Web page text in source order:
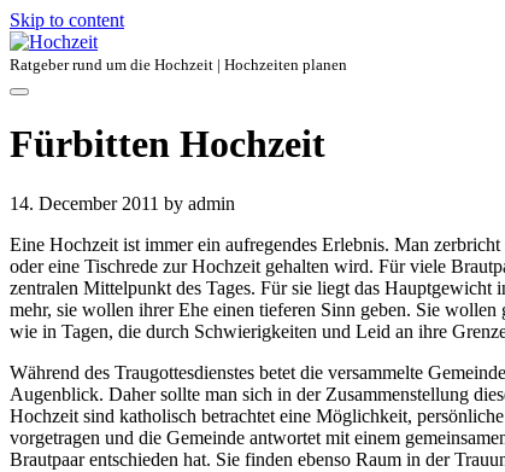
Skip to content
Ratgeber rund um die Hochzeit | Hochzeiten planen
Fürbitten Hochzeit
14. December 2011 by admin
Eine Hochzeit ist immer ein aufregendes Erlebnis. Man
oder eine Tischrede zur Hochzeit gehalten wird. Für viele
zentralen Mittelpunkt des Tages. Für sie liegt das Hauptgewicht
mehr, sie wollen ihrer Ehe einen tieferen Sinn geben. Sie
wie in Tagen, die durch Schwierigkeiten und Leid an ihre
Während des Traugottesdienstes betet die versammelte
Augenblick. Daher sollte man sich in der Zusammenstellung
Hochzeit sind katholisch betrachtet eine Möglichkeit,
vorgetragen und die Gemeinde antwortet mit einem
Brautpaar entschieden hat. Sie finden ebenso Raum in der